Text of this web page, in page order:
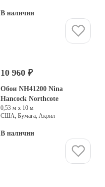
В наличии
10 960 ₽
Обои NH41200 Nina
Hancock Northcote
0,53 м х 10 м
США, Бумага, Акрил
В наличии